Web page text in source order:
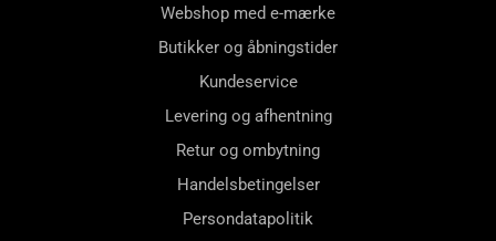
Webshop med e-mærke
Butikker og åbningstider
Kundeservice
Levering og afhentning
Retur og ombytning
Handelsbetingelser
Persondatapolitik